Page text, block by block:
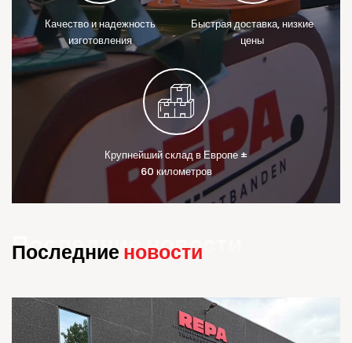
Качество и надежность
изготовления
Быстрая доставка, низкие
цены
Крупнейший склад в Европе ±
60 километров
Последние новости
Последниеновости